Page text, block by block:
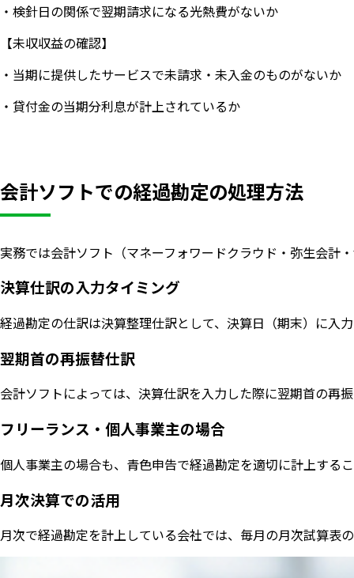
・検針日の関係で翌期請求になる光熱費がないか
【未収収益の確認】
・当期に提供したサービスで未請求・未入金のものがないか
・貸付金の当期分利息が計上されているか
会計ソフトでの経過勘定の処理方法
実務では会計ソフト（マネーフォワードクラウド・弥生会計
決算仕訳の入力タイミング
経過勘定の仕訳は決算整理仕訳として、決算日（期末）に入
翌期首の再振替仕訳
会計ソフトによっては、決算仕訳を入力した際に翌期首の再
フリーランス・個人事業主の場合
個人事業主の場合も、青色申告で経過勘定を適切に計上する
月次決算での活用
月次で経過勘定を計上している会社では、毎月の月次試算表